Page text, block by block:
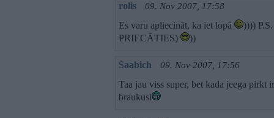
rolis 09. Nov 2007, 17:58
Es varu apliecināt, ka iet lopā
))))
PRIECĀTIES)
))
Saabich 09. Nov 2007, 17:56
Taa jau viss super, bet kada jeega pirkt
braukusi